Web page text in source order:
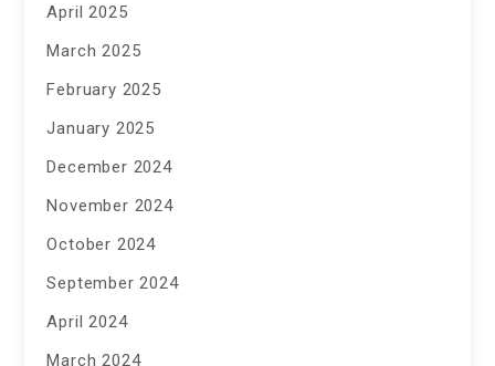
April 2025
March 2025
February 2025
January 2025
December 2024
November 2024
October 2024
September 2024
April 2024
March 2024